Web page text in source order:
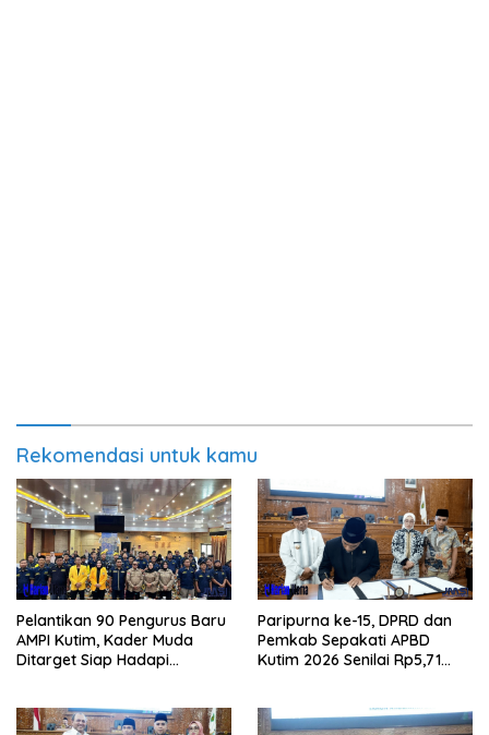
Rekomendasi untuk kamu
Pelantikan 90 Pengurus Baru
AMPI Kutim, Kader Muda
Ditarget Siap Hadapi
Paripurna ke-15, DPRD dan
Pemkab Sepakati APBD
Kutim 2026 Senilai Rp5,71